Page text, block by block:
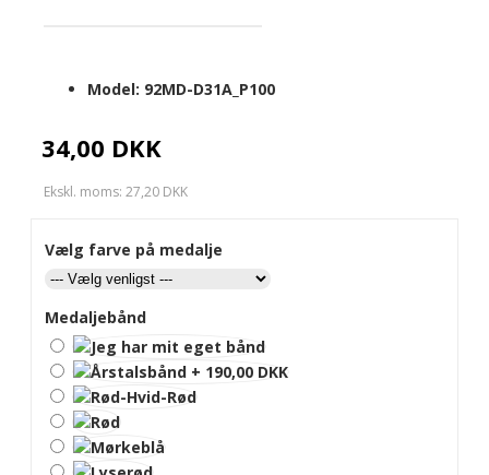
34,00 DKK
Ekskl. moms: 27,20 DKK
Model: 92MD-D31A_P100
Vælg farve på medalje
Medaljebånd